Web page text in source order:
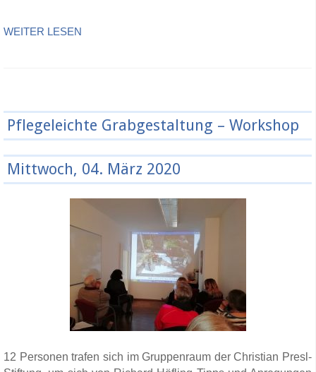
WEITER LESEN
Pflegeleichte Grabgestaltung – Workshop
Mittwoch, 04. März 2020
12 Personen trafen sich im Gruppenraum der Christian Presl-